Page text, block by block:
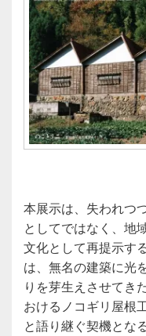
本展示は、失われつ
としてではなく、地
文化として再提示す
は、無名の建築に光
りを芽生えさせてき
おけるノコギリ屋根
と語り継ぐ契機とな